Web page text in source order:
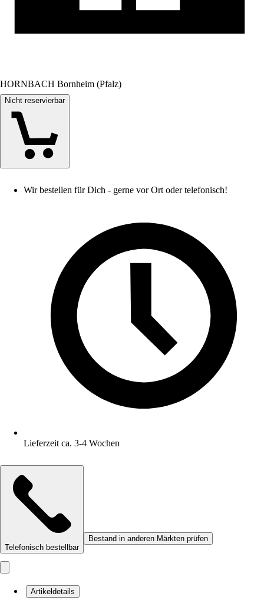
HORNBACH Bornheim (Pfalz)
Nicht reservierbar
Wir bestellen für Dich - gerne vor Ort oder telefonisch!
Lieferzeit ca. 3-4 Wochen
Telefonisch bestellbar
Bestand in anderen Märkten prüfen
Artikeldetails